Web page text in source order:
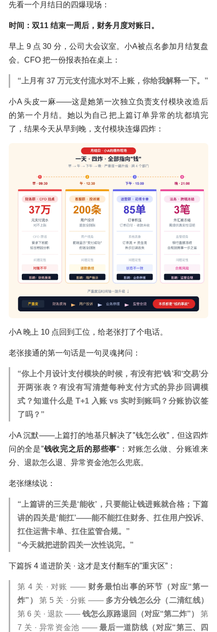
先看一个月结日的四爆现场：
时间：双11 结束一周后，财务月度对账日。
早上 9 点 30 分，公司大会议室。小A被点名参加月结复盘
会。CFO 把一份报表拍在桌上：
“上月有 37 万元支付流水对不上账，你给我解释一下。”
小A 头皮一麻——这是她第一次独立负责支付模块改造后
的第一个月结。她以为自己把上篇订单异常的坑都填完
了，结果今天从早到晚，支付模块连爆四炸：
小A 晚上 10 点回到工位，给老张打了个电话。
老张接通的第一句话是一句灵魂拷问：
“你上个月设计支付模块的时候，有没有把‘钱’和‘交易’分
开两张表？有没有写清楚每种支付方式的异步回调模
式？知道什么是 T+1 入账 vs 实时到账吗？分账协议签
了吗？”
小A 沉默——上篇打的地基只解决了”钱怎么收”，但这四炸
问的全是”钱收完之后的那些事“：对账怎么做、分账谁来
分、退款怎么退、异常资金池怎么兜底。
老张继续说：
“上篇讲的三关是‘能收’，只要能让钱进账就合格；下篇
讲的四关是‘能扛’——能不能扛住财务、扛住用户投诉、
扛住运营卡单、扛住监管合规。”
“今天就把进阶四关一次性说完。”
下篇拆 4 道进阶关 · 这才是支付翻车的”重灾区”：
第 4 关 · 对账 —— 财务最怕出事的环节（对应“第一
炸”）
第 5 关 · 分账 —— 多方分钱怎么分（二清红线）
第 6 关 · 退款 —— 钱怎么原路退回（对应“第二炸”）
第
7 关 · 异常资金池 ——最后一道防线（对应“第三、四